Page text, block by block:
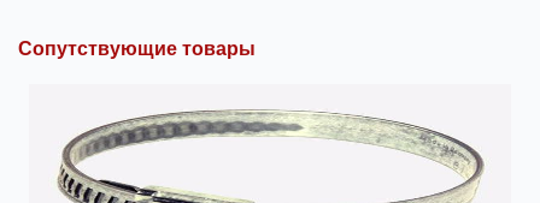
Сопутствующие товары